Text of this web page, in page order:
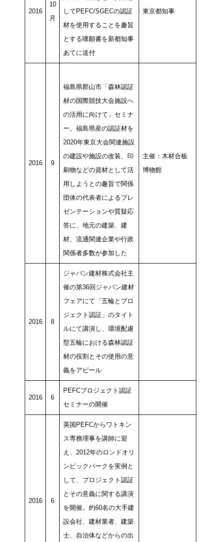
2016
10
月
してPEFC/SGECの認証
材を使用することを趣旨
とする嘆願書を新都知事
あてに送付
東京都知事
2016 9
福島県郡山市「森林認証
材の国際競技大会施設へ
の活用に向けて」セミナ
ー。福島県産の認証材を
2020年東京大会関連施設
の建設や施設の改装、印
刷物などの資材として活
用しようとの趣旨で関係
団体の代表者によるプレ
ゼンテーションや質疑応
答に、地元の建築、建
材、流通関連企業や行政
関係者多数が参加した
主催：木材合板
博物館
2016 8
ジャパン建材株式会社主
催の第36回ジャパン建材
フェアにて「五輪とプロ
ジェクト認証」のタイト
ルにて講演し、環境配慮
型五輪における森林認証
材の役割とその使用の意
義をアピール
2016 6
PEFCプロジェクト認証
セミナーの開催
2016 6
英国PEFCからワトキン
ス専務理事を講師に迎
え、2012年のロンドオリ
ンピックパークを実例と
して、プロジェクト認証
とその意義に関する講演
を開催。約60名の大手建
設会社、建材業者、建築
士、自治体などからの出